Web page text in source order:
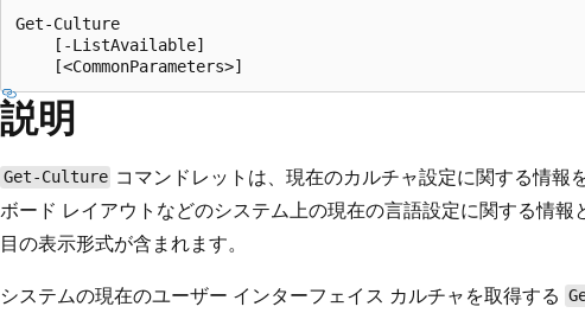
Get-Culture
    [-ListAvailable]
説明
Get-Culture コマンドレットは、現在のカルチャ設定に関する情報
ボード レイアウトなどのシステム上の現在の言語設定に関する情
目の表示形式が含まれます。
システムの現在のユーザー インターフェイス カルチャを取得する